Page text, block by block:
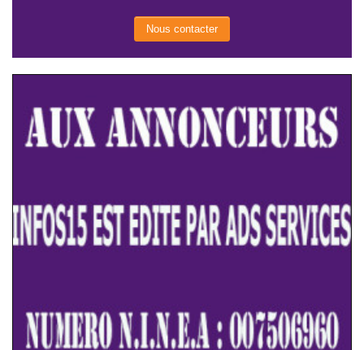
Nous contacter